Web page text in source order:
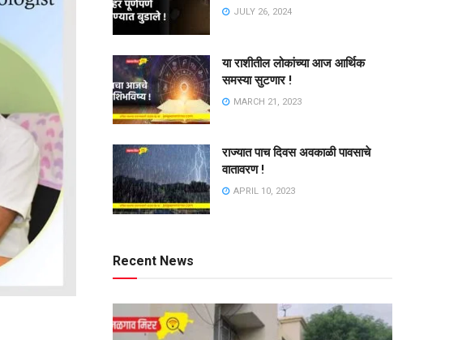
JULY 26, 2024
या राशीतील लोकांच्या आज आर्थिक
समस्या सुटणार !
MARCH 21, 2023
राज्यात पाच दिवस अवकाळी पावसाचे
वातावरण !
APRIL 10, 2023
Recent News